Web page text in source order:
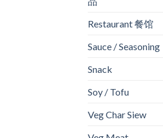
Restaurant 餐馆
Sauce / Seasoning
Snack
Soy / Tofu
Veg Char Siew